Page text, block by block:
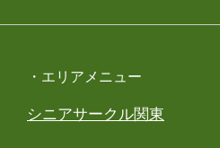
・エリアメニュー
シニアサークル関東